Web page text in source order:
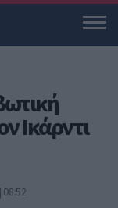
Ικάρντι
08:52